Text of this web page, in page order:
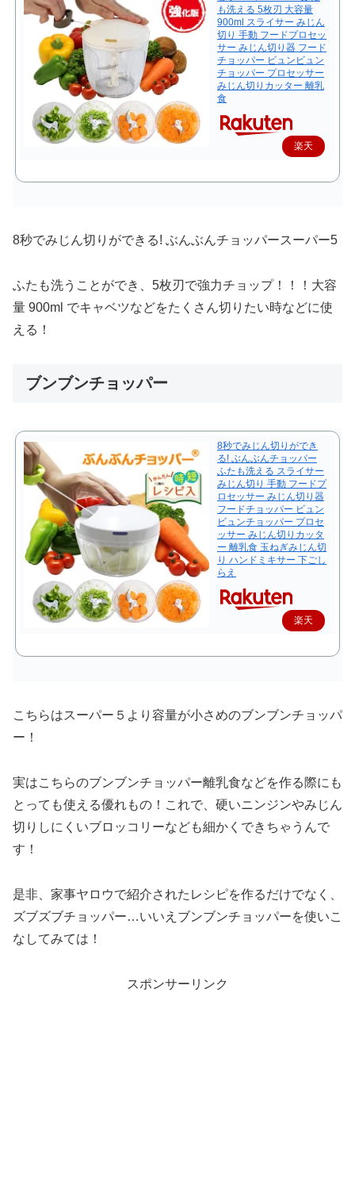
も洗える 5枚刃 大容量
900ml スライサー みじん
切り 手動 フードプロセッ
サー みじん切り器 フード
チョッパー ビュンビュン
チョッパー プロセッサー
みじん切りカッター 離乳
食
楽天
8秒でみじん切りができる! ぶんぶんチョッパースーパー5
ふたも洗うことができ、5枚刃で強力チョップ！！！大容
量 900ml でキャベツなどをたくさん切りたい時などに使
える！
ブンブンチョッパー
8秒でみじん切りができ
る! ぶんぶんチョッパー
ふたも洗える スライサー
みじん切り 手動 フードプ
ロセッサー みじん切り器
フードチョッパー ビュン
ビュンチョッパー プロセ
ッサー みじん切りカッタ
ー 離乳食 玉ねぎみじん切
り ハンドミキサー 下ごし
らえ
楽天
こちらはスーパー５より容量が小さめのブンブンチョッパ
ー！
実はこちらのブンブンチョッパー離乳食などを作る際にも
とっても使える優れもの！これで、硬いニンジンやみじん
切りしにくいブロッコリーなども細かくできちゃうんで
す！
是非、家事ヤロウで紹介されたレシピを作るだけでなく、
ズブズブチョッパー…いいえブンブンチョッパーを使いこ
なしてみては！
スポンサーリンク